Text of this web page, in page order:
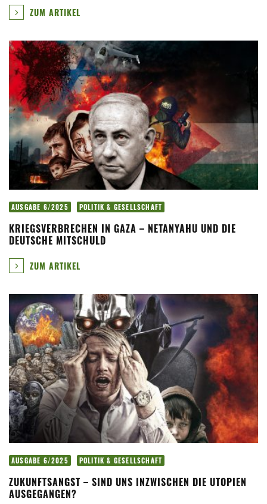
ZUM ARTIKEL
AUSGABE 6/2025 POLITIK & GESELLSCHAFT
KRIEGSVERBRECHEN IN GAZA – NETANYAHU UND DIE
DEUTSCHE MITSCHULD
ZUM ARTIKEL
AUSGABE 6/2025 POLITIK & GESELLSCHAFT
ZUKUNFTSANGST – SIND UNS INZWISCHEN DIE UTOPIEN
AUSGEGANGEN?